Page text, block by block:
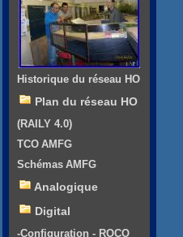
Historique du réseau HO
Plan du réseau HO
(RAILY 4.0)
TCO AMFG
Schémas AMFG
Analogique
Digital
-Configuration - ROCO